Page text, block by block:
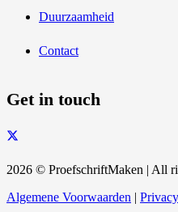
Duurzaamheid
Contact
Get in touch
2026 © ProefschriftMaken | All
Algemene Voorwaarden |